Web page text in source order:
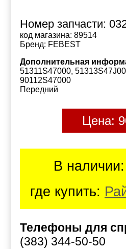
Номер запчасти:
код магазина: 89514
Бренд: FEBEST
Дополнительная
51311S47000,
90112S47000
Передний
Цена:
В наличии:
где купить:
Телефоны для
(383) 344-50-50